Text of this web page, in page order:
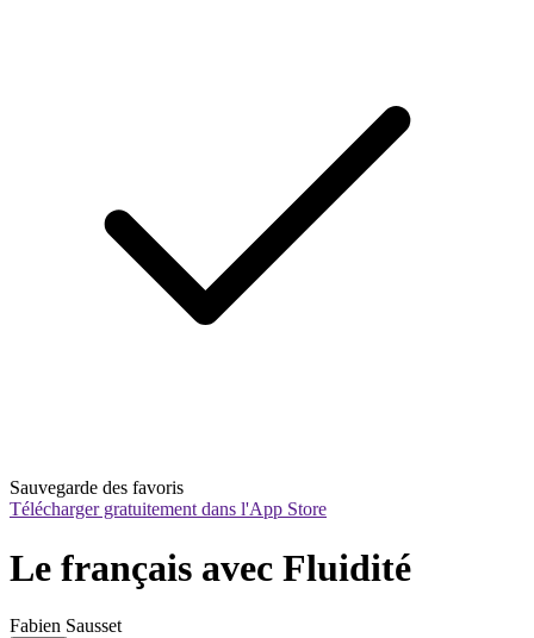
Sauvegarde des favoris
Télécharger gratuitement dans l'App Store
Le français avec Fluidité
Fabien Sausset